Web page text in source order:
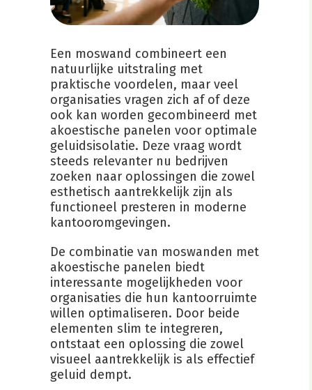
Een moswand combineert een
natuurlijke uitstraling met
praktische voordelen, maar veel
organisaties vragen zich af of deze
ook kan worden gecombineerd met
akoestische panelen voor optimale
geluidsisolatie. Deze vraag wordt
steeds relevanter nu bedrijven
zoeken naar oplossingen die zowel
esthetisch aantrekkelijk zijn als
functioneel presteren in moderne
kantooromgevingen.
De combinatie van moswanden met
akoestische panelen biedt
interessante mogelijkheden voor
organisaties die hun kantoorruimte
willen optimaliseren. Door beide
elementen slim te integreren,
ontstaat een oplossing die zowel
visueel aantrekkelijk is als effectief
geluid dempt.